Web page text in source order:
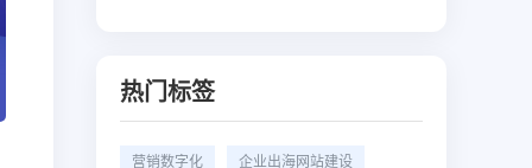
热门标签
营销数字化 企业出海网站建设